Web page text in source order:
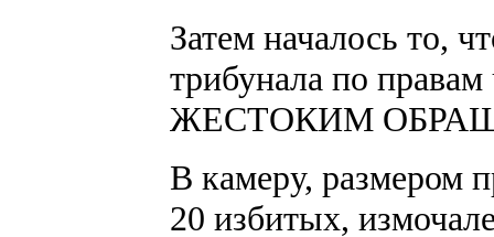
Затем началось то,
трибунала по
ЖЕСТОКИМ
В камеру, размером
20 избитых,